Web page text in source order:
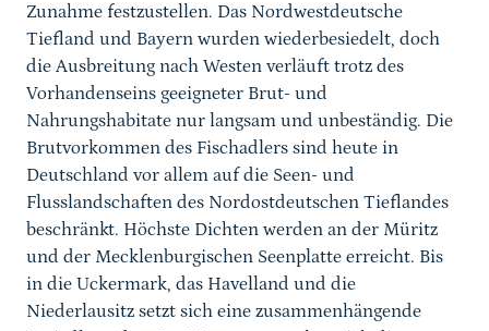
Zunahme festzustellen. Das Nordwestdeutsche
Tiefland und Bayern wurden wiederbesiedelt, doch
die Ausbreitung nach Westen verläuft trotz des
Vorhandenseins geeigneter Brut- und
Nahrungshabitate nur langsam und unbeständig. Die
Brutvorkommen des Fischadlers sind heute in
Deutschland vor allem auf die Seen- und
Flusslandschaften des Nordostdeutschen Tieflandes
beschränkt. Höchste Dichten werden an der Müritz
und der Mecklenburgischen Seenplatte erreicht. Bis
in die Uckermark, das Havelland und die
Niederlausitz setzt sich eine zusammenhängende